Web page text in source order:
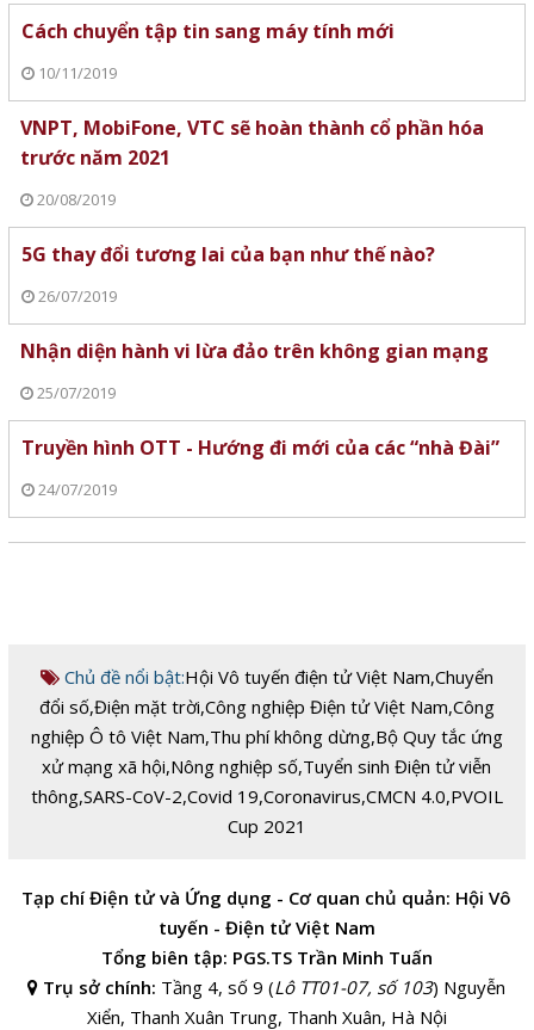
Cách chuyển tập tin sang máy tính mới
10/11/2019
VNPT, MobiFone, VTC sẽ hoàn thành cổ phần hóa
trước năm 2021
20/08/2019
5G thay đổi tương lai của bạn như thế nào?
26/07/2019
Nhận diện hành vi lừa đảo trên không gian mạng
25/07/2019
Truyền hình OTT - Hướng đi mới của các “nhà Đài”
24/07/2019
Chủ đề nổi bật:Hội Vô tuyến điện tử Việt Nam,Chuyển
đổi số,Điện mặt trời,Công nghiệp Điện tử Việt Nam,Công
nghiệp Ô tô Việt Nam,Thu phí không dừng,Bộ Quy tắc ứng
xử mạng xã hội,Nông nghiệp số,Tuyển sinh Điện tử viễn
thông,SARS-CoV-2,Covid 19,Coronavirus,CMCN 4.0,PVOIL
Cup 2021
Tạp chí Điện tử và Ứng dụng - Cơ quan chủ quản: Hội Vô
tuyến - Điện tử Việt Nam
Tổng biên tập: PGS.TS Trần Minh Tuấn
Trụ sở chính: Tầng 4, số 9 (Lô TT01-07, số 103) Nguyễn
Xiển, Thanh Xuân Trung, Thanh Xuân, Hà Nội